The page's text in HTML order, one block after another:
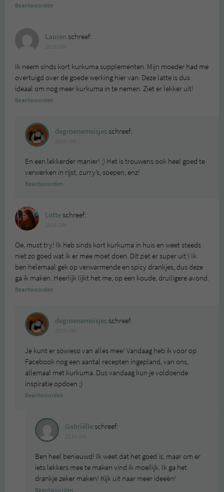
Beantwoorden
Lauren schreef:
Ik neem sinds kort kurkuma supplementen. Mijn moeder had me
overtuigd over de goede werking hier van. Deze latte is dus
ideaal om nog meer kurkuma in te nemen. Ziet er lekker uit!
Beantwoorden
degroenemeisjesschreef:
En een lekkerder manier! ;) Het is trouwens ook heel goed te
verwerken in rijst, curry’s, soepen, enz!
Beantwoorden
Lotteschreef:
Oe, must try! Ik heb sinds kort kurkuma in huis en weet steeds
niet zo goed wat ik er mee moet doen. Dit ziet er super uit:) Ik
ben helemaal gek op verwarmende en spicy drankjes, dus deze
ga ik maken. Heerlijk lijkt het me, op een koude, druiligere avond.
Beantwoorden
degroenemeisjesschreef:
Je kunt er sowieso van alles mee! Vandaag heb ik voor op
Facebook nog een aantal recepten ingepland, van ons,
allemaal met kurkuma. Dus vandaag kun je voldoende
inspiratie opdoen ;)
Beantwoorden
Gabriëlleschreef:
Ben heel benieuwd! Ik weet dat het goed is, maar om er
iets lekkers mee te maken vind ik moeilijk. Ik ga het
drankje zeker maken! Kijk uit naar meer ideeën!
Beantwoorden